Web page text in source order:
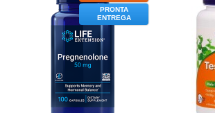
PRONTA
ENTREGA